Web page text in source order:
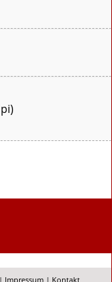
Impressum| Kontakt